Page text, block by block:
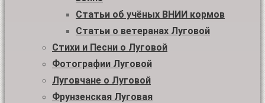
Статьи об учёных ВНИИ кормов
Статьи о ветеранах Луговой
Стихи и Песни о Луговой
Фотографии Луговой
Луговчане о Луговой
Фрунзенская Луговая